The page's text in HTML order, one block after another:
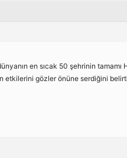
en sıcak 50 şehrinin tamamı
etkilerini gözler önüne serdiğini